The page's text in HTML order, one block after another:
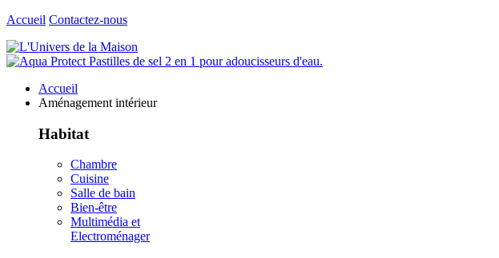
Accueil Contactez-nous
Accueil
Aménagement intérieur
Habitat
Chambre
Cuisine
Salle de bain
Bien-être
Multimédia et
Electroménager